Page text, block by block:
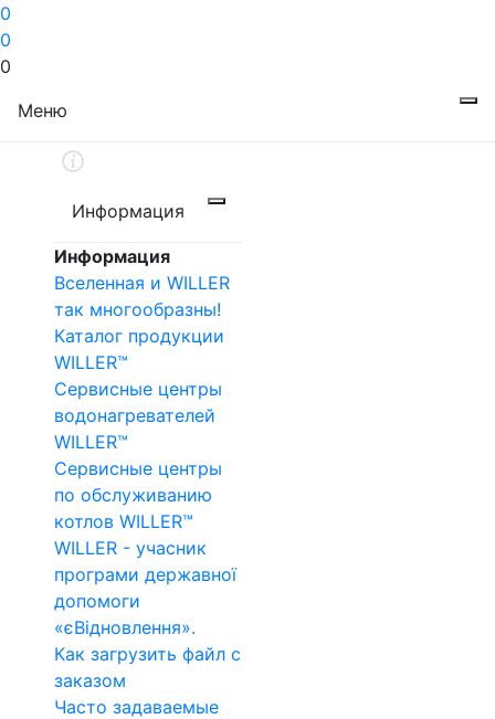
0
0
0
Меню
Информация
Информация
Вселенная и WILLER
так многообразны!
Каталог продукции
WILLER™
Сервисные центры
водонагревателей
WILLER™
Сервисные центры
по обслуживанию
котлов WILLER™
WILLER - учасник
програми державної
допомоги
«єВідновлення».
Как загрузить файл с
заказом
Часто задаваемые